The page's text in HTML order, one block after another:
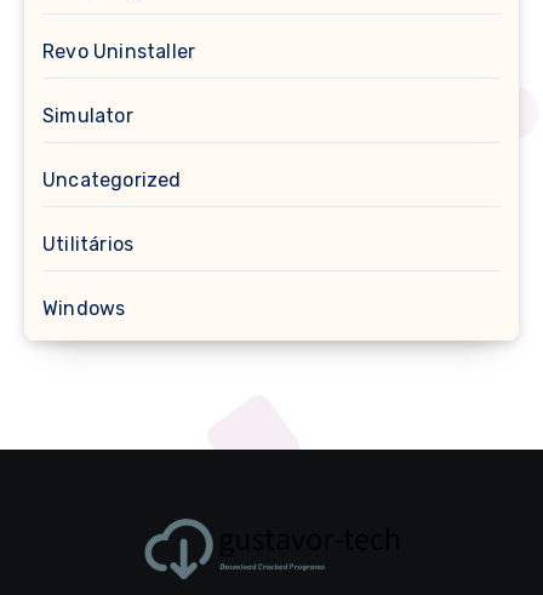
Revo Uninstaller
Simulator
Uncategorized
Utilitários
Windows